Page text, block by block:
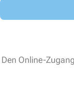
Den Online-